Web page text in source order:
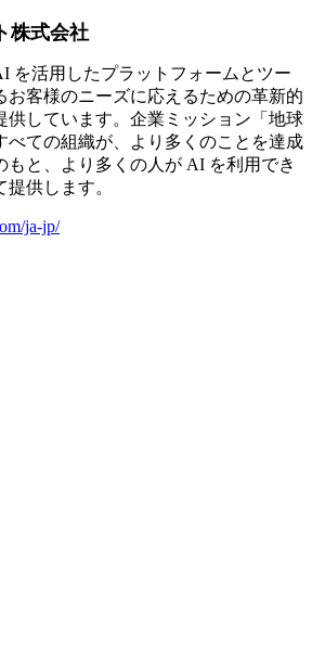
株式会社
を活用したプラットフォームとツー
お客様のニーズに応えるための革新的
供しています。企業ミッション「地球
べての組織が、より多くのことを達成
もと、より多くの人が AI を利用でき
供します。
ja-jp/